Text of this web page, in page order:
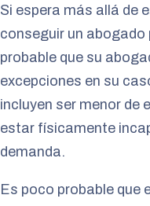
Si espera más allá de
conseguir un
probable que su
excepciones en su
incluyen ser menor de
estar físicamente
demanda.
Es poco probable que